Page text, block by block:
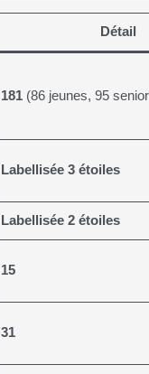
Détail
181(86 jeunes, 95
Labellisée 3 étoiles
Labellisée 2 étoiles
15
31